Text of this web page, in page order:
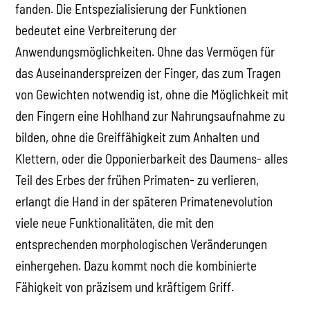
fanden. Die Entspezialisierung der Funktionen
bedeutet eine Verbreiterung der
Anwendungsmöglichkeiten. Ohne das Vermögen für
das Auseinanderspreizen der Finger, das zum Tragen
von Gewichten notwendig ist, ohne die Möglichkeit mit
den Fingern eine Hohlhand zur Nahrungsaufnahme zu
bilden, ohne die Greiffähigkeit zum Anhalten und
Klettern, oder die Opponierbarkeit des Daumens- alles
Teil des Erbes der frühen Primaten- zu verlieren,
erlangt die Hand in der späteren Primatenevolution
viele neue Funktionalitäten, die mit den
entsprechenden morphologischen Veränderungen
einhergehen. Dazu kommt noch die kombinierte
Fähigkeit von präzisem und kräftigem Griff.